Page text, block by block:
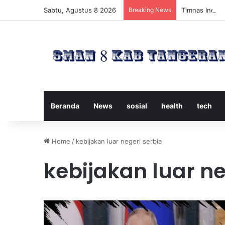
Sabtu, Agustus 8 2026 Breaking News Timnas
Beranda News sosial health tech
Home / kebijakan luar negeri serbia
kebijakan luar